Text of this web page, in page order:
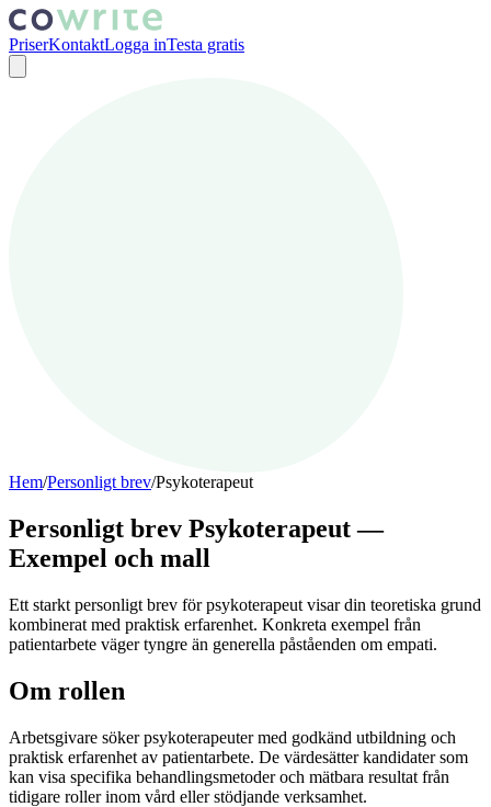
PriserKontaktLogga inTesta gratis
Hem/Personligt brev/Psykoterapeut
Personligt brev Psykoterapeut —
Exempel och mall
Ett starkt personligt brev för psykoterapeut visar din teoretiska grund
kombinerat med praktisk erfarenhet. Konkreta exempel från
patientarbete väger tyngre än generella påståenden om empati.
Om rollen
Arbetsgivare söker psykoterapeuter med godkänd utbildning och
praktisk erfarenhet av patientarbete. De värdesätter kandidater som
kan visa specifika behandlingsmetoder och mätbara resultat från
tidigare roller inom vård eller stödjande verksamhet.